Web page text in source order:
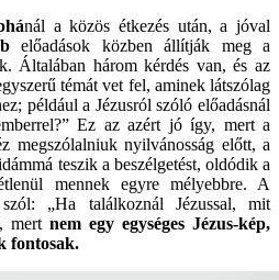
nál a közös étkezés után, a jóval
előadások közben állítják meg a
Általában három kérdés van, és az
témát vet fel, aminek látszólag
például a Jézusról szóló előadásnál
Ez az azért jó így, mert a
megszólalniuk nyilvánosság előtt, a
teszik a beszélgetést, oldódik a
mennek egyre mélyebbre. A
„Ha találkoznál Jézussal, mit
mert nem egy egységes Jézus-kép,
fontosak.